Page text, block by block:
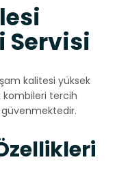
Servisi
kalitesi yüksek
kombileri tercih